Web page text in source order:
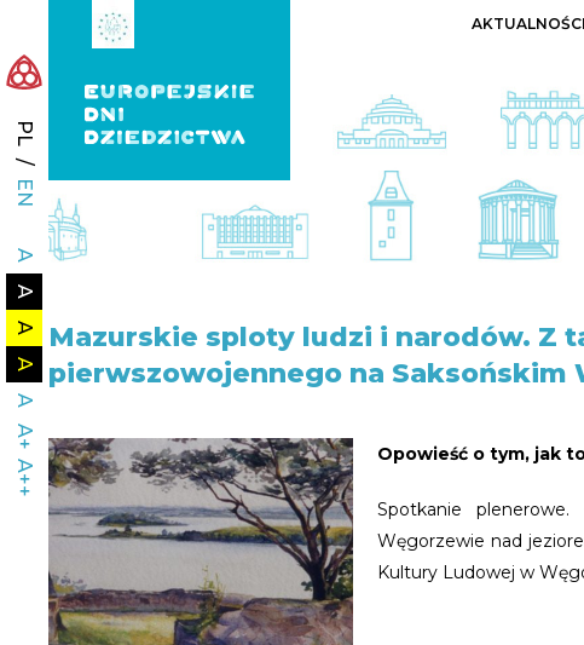
AKTUALNOŚCI
PL
/
EN
A
A
A
A
A
A+
A++
Mazurskie sploty ludzi i narodów. Z
pierwszowojennego na Saksońskim
Opowieść o tym, jak
Spotkanie
Węgorzewie nad
Kultury Ludowej w